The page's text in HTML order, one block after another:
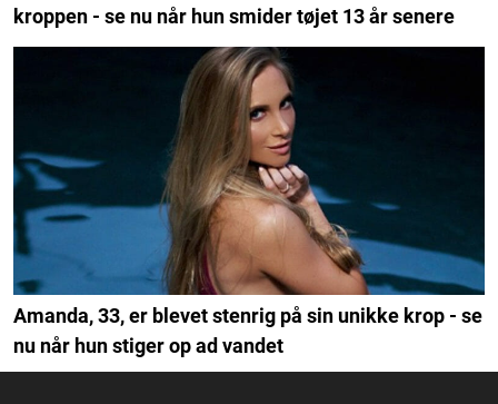
kroppen - se nu når hun smider tøjet 13 år senere
Amanda, 33, er blevet stenrig på sin unikke krop - se
nu når hun stiger op ad vandet